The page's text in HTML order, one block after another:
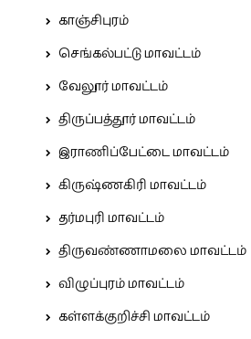
காஞ்சிபுரம்
செங்கல்பட்டு மாவட்டம்
வேலூர் மாவட்டம்
திருப்பத்தூர் மாவட்டம்
இராணிப்பேட்டை மாவட்டம்
கிருஷ்ணகிரி மாவட்டம்
தர்மபுரி மாவட்டம்
திருவண்ணாமலை மாவட்டம்
விழுப்புரம் மாவட்டம்
கள்ளக்குறிச்சி மாவட்டம்